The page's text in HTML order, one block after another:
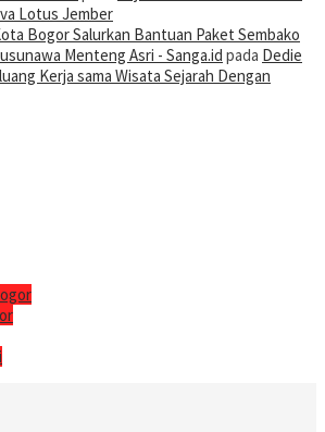
Lotus Jember
Bogor Salurkan Bantuan Paket Sembako
Menteng Asri - Sanga.id pada Dedie
Kerja sama Wisata Sejarah Dengan